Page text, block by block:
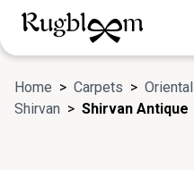
Home > Carpets > Oriental
Shirvan > Shirvan Antique